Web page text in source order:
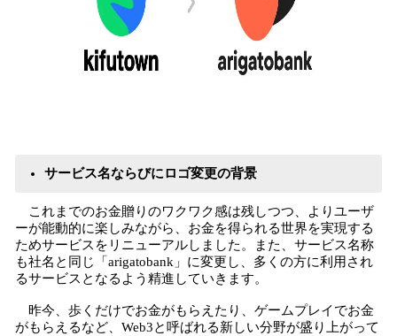
サービス名ならびにロゴ変更の背景
これまでのお金贈りのワクワク感は残しつつ、よりユーザ
ーが能動的に楽しみながら、お金を得られる世界を実現する
ためサービスをリニューアルしました。また、サービス名称
も社名と同じ「arigatobank」に変更し、多くの方に利用され
るサービスとなるよう精進していきます。
昨今、歩くだけでお金がもらえたり、ゲームプレイでお金
がもらえるなど、Web3と呼ばれる新しい分野が盛り上がって